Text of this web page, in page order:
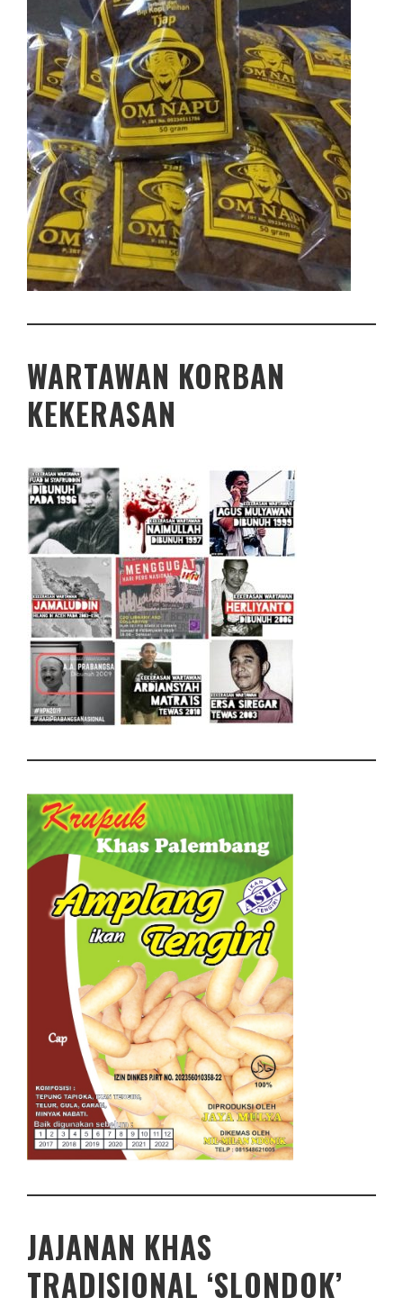
WARTAWAN KORBAN
KEKERASAN
JAJANAN KHAS
TRADISIONAL ‘SLONDOK’